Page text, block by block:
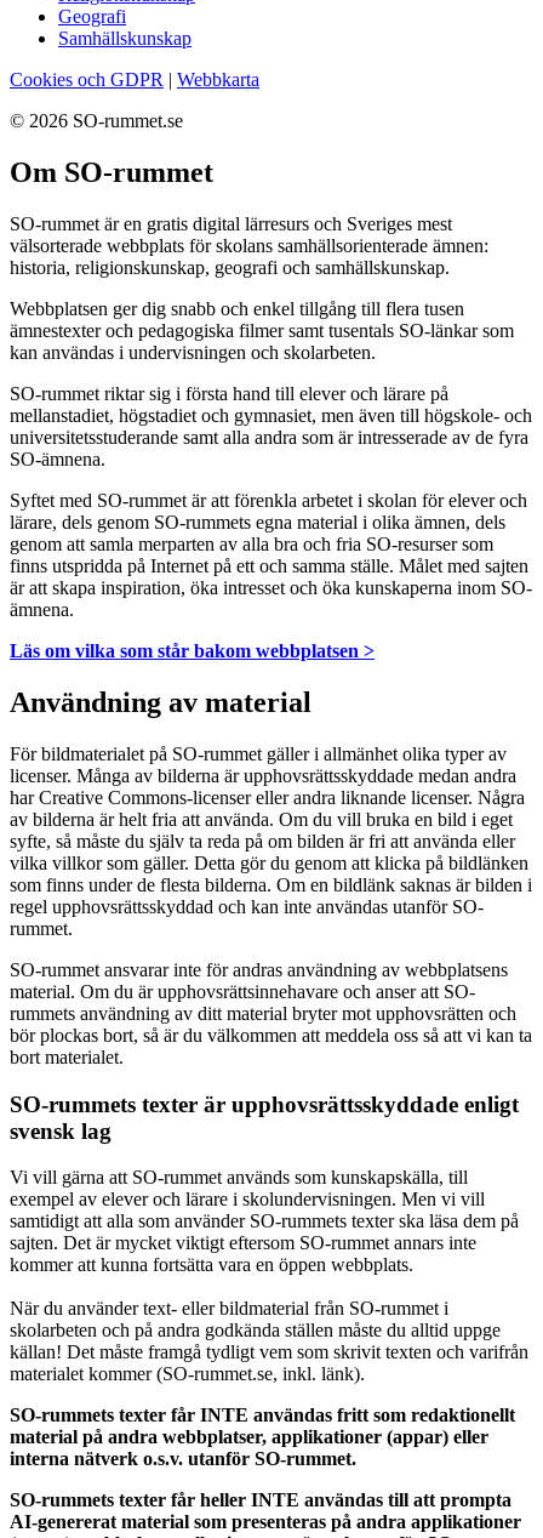
Geografi
Samhällskunskap
Cookies och GDPR | Webbkarta
© 2026 SO-rummet.se
Om SO-rummet
SO-rummet är en gratis digital lärresurs och Sveriges mest
välsorterade webbplats för skolans samhällsorienterade ämnen:
historia, religionskunskap, geografi och samhällskunskap.
Webbplatsen ger dig snabb och enkel tillgång till flera tusen
ämnestexter och pedagogiska filmer samt tusentals SO-länkar som
kan användas i undervisningen och skolarbeten.
SO-rummet riktar sig i första hand till elever och lärare på
mellanstadiet, högstadiet och gymnasiet, men även till högskole- och
universitetsstuderande samt alla andra som är intresserade av de fyra
SO-ämnena.
Syftet med SO-rummet är att förenkla arbetet i skolan för elever och
lärare, dels genom SO-rummets egna material i olika ämnen, dels
genom att samla merparten av alla bra och fria SO-resurser som
finns utspridda på Internet på ett och samma ställe. Målet med sajten
är att skapa inspiration, öka intresset och öka kunskaperna inom SO-
ämnena.
Läs om vilka som står bakom webbplatsen >
Användning av material
För bildmaterialet på SO-rummet gäller i allmänhet olika typer av
licenser. Många av bilderna är upphovsrättsskyddade medan andra
har Creative Commons-licenser eller andra liknande licenser. Några
av bilderna är helt fria att använda. Om du vill bruka en bild i eget
syfte, så måste du själv ta reda på om bilden är fri att använda eller
vilka villkor som gäller. Detta gör du genom att klicka på bildlänken
som finns under de flesta bilderna. Om en bildlänk saknas är bilden i
regel upphovsrättsskyddad och kan inte användas utanför SO-
rummet.
SO-rummet ansvarar inte för andras användning av webbplatsens
material. Om du är upphovsrättsinnehavare och anser att SO-
rummets användning av ditt material bryter mot upphovsrätten och
bör plockas bort, så är du välkommen att meddela oss så att vi kan ta
bort materialet.
SO-rummets texter är upphovsrättsskyddade enligt
svensk lag
Vi vill gärna att SO-rummet används som kunskapskälla, till
exempel av elever och lärare i skolundervisningen. Men vi vill
samtidigt att alla som använder SO-rummets texter ska läsa dem på
sajten. Det är mycket viktigt eftersom SO-rummet annars inte
kommer att kunna fortsätta vara en öppen webbplats.
När du använder text- eller bildmaterial från SO-rummet i
skolarbeten och på andra godkända ställen måste du alltid uppge
källan! Det måste framgå tydligt vem som skrivit texten och varifrån
materialet kommer (SO-rummet.se, inkl. länk).
SO-rummets texter får INTE användas fritt som redaktionellt
material på andra webbplatser, applikationer (appar) eller
interna nätverk o.s.v. utanför SO-rummet.
SO-rummets texter får heller INTE användas till att prompta
AI-genererat material som presenteras på andra applikationer